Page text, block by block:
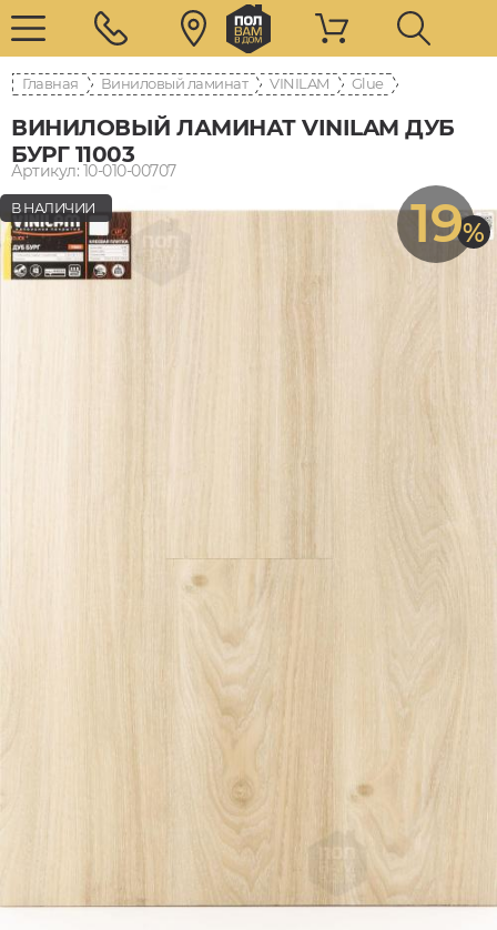
Главная Виниловый ламинат VINILAM Glue
ВИНИЛОВЫЙ ЛАМИНАТ VINILAM ДУБ
БУРГ 11003
Артикул: 10-010-00707
19%
В НАЛИЧИИ